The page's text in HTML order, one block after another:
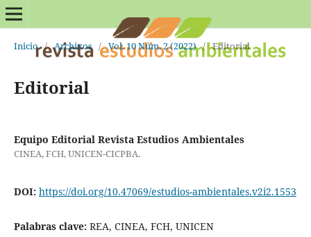
Inicio / Archivos / Vol. 10 Núm. 2 (2022) / Editorial
Editorial
Equipo Editorial Revista Estudios Ambientales
CINEA, FCH, UNICEN-CICPBA.
DOI: https://doi.org/10.47069/estudios-ambientales.v2i2.1553
Palabras clave: REA, CINEA, FCH, UNICEN